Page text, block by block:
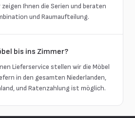
Ihnen die Serien und beraten
und Raumaufteilung.
bis ins Zimmer?
Lieferservice stellen wir die Möbel
in den gesamten Niederlanden,
und Ratenzahlung ist möglich.